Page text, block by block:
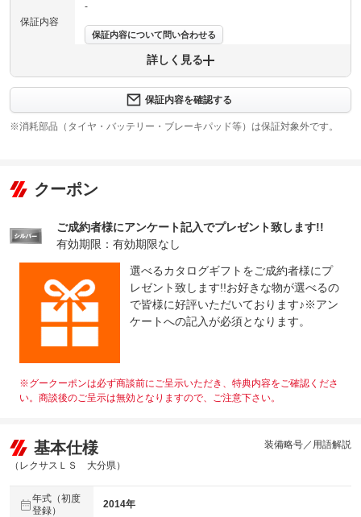
保証内容
-
保証内容について問い合わせる
上限金額
保証修理
-
法定整備
整備付 法定12ヶ月または法定24ヶ月点検整備付
※車検なし・車検整備付の場合は法定24ヶ月点検整備付
法定整備
について
法定２４ヶ月点検整備お行います。
詳しく見る
保証内容を確認する
※消耗部品（タイヤ・バッテリー・ブレーキパッド等）は保証対象外です。
クーポン
ご成約者様にアンケート記入でプレゼント致します!!
有効期限：有効期限なし
選べるカタログギフトをご成約者様にプ
レゼント致します!!お好きな物が選べるの
で皆様に好評いただいております♪※アン
ケートへの記入が必須となります。
※グークーポンは必ず商談前にご呈示いただき、特典内容をご確認くださ
い。商談後のご呈示は無効となりますので、ご注意下さい。
基本仕様
（レクサスＬＳ 大分県）
装備略号／用語解説
年式（初度
登録）
2014年